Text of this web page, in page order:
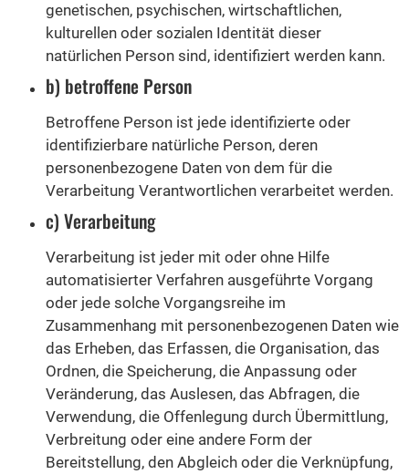
genetischen, psychischen, wirtschaftlichen,
kulturellen oder sozialen Identität dieser
natürlichen Person sind, identifiziert werden kann.
b) betroffene Person
Betroffene Person ist jede identifizierte oder
identifizierbare natürliche Person, deren
personenbezogene Daten von dem für die
Verarbeitung Verantwortlichen verarbeitet werden.
c) Verarbeitung
Verarbeitung ist jeder mit oder ohne Hilfe
automatisierter Verfahren ausgeführte Vorgang
oder jede solche Vorgangsreihe im
Zusammenhang mit personenbezogenen Daten wie
das Erheben, das Erfassen, die Organisation, das
Ordnen, die Speicherung, die Anpassung oder
Veränderung, das Auslesen, das Abfragen, die
Verwendung, die Offenlegung durch Übermittlung,
Verbreitung oder eine andere Form der
Bereitstellung, den Abgleich oder die Verknüpfung,